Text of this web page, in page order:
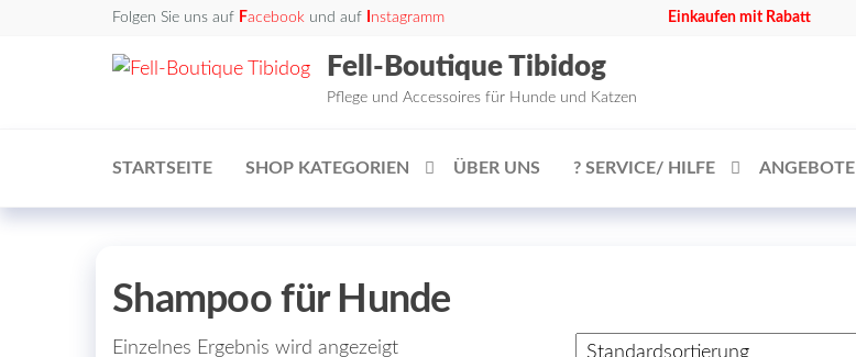
Folgen Sie uns auf Facebook und auf nstagramm Einkaufen mit Rabatt
Fell-Boutique Tibidog
Pflege und Accessoires für Hunde und Katzen
STARTSEITE SHOP KATEGORIEN ÜBER UNS ? SERVICE/ HILFE ANGEBOTE
Shampoo für Hunde
Einzelnes Ergebnis wird angezeigt